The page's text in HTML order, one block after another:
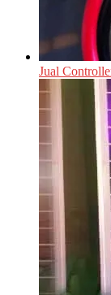
Jual